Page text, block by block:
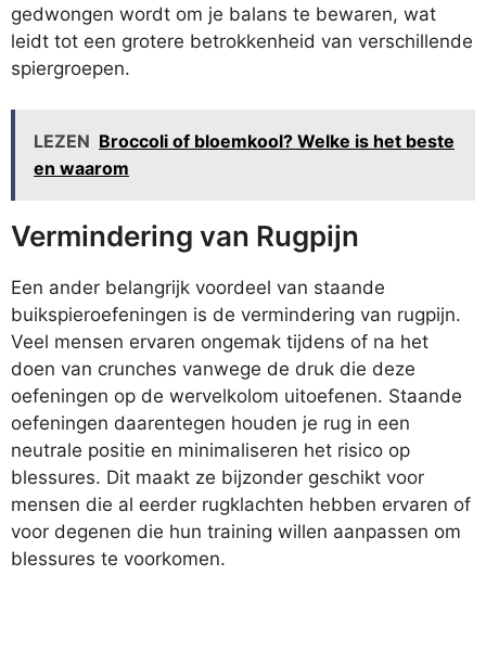
gedwongen wordt om je balans te bewaren, wat
leidt tot een grotere betrokkenheid van verschillende
spiergroepen.
LEZEN Broccoli of bloemkool? Welke is het beste
en waarom
Vermindering van Rugpijn
Een ander belangrijk voordeel van staande
buikspieroefeningen is de vermindering van rugpijn.
Veel mensen ervaren ongemak tijdens of na het
doen van crunches vanwege de druk die deze
oefeningen op de wervelkolom uitoefenen. Staande
oefeningen daarentegen houden je rug in een
neutrale positie en minimaliseren het risico op
blessures. Dit maakt ze bijzonder geschikt voor
mensen die al eerder rugklachten hebben ervaren of
voor degenen die hun training willen aanpassen om
blessures te voorkomen.